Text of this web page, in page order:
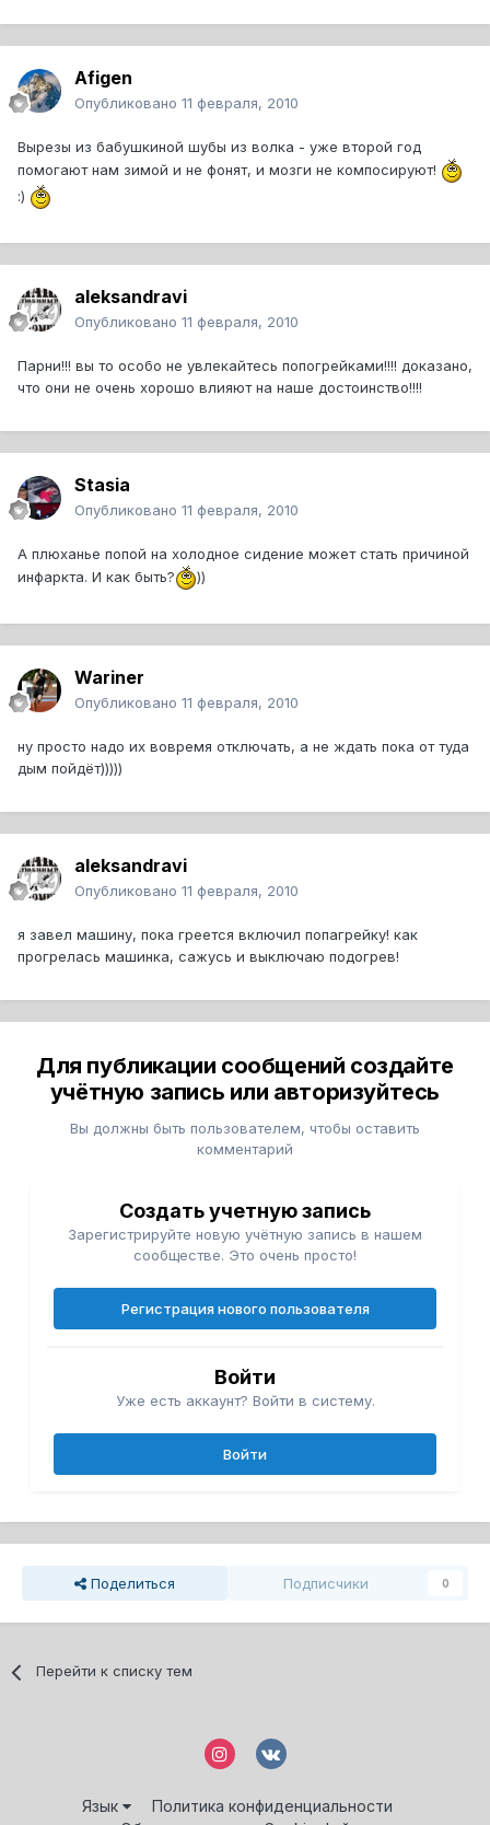
Afigen
Опубликовано 11 февраля, 2010
Вырезы из бабушкиной шубы из волка - уже второй год
помогают нам зимой и не фонят, и мозги не компосируют!
:)
aleksandravi
Опубликовано 11 февраля, 2010
Парни!!! вы то особо не увлекайтесь попогрейками!!!! доказано,
что они не очень хорошо влияют на наше достоинство!!!!
Stasia
Опубликовано 11 февраля, 2010
А плюханье попой на холодное сидение может стать причиной
инфаркта. И как быть?
))
Wariner
Опубликовано 11 февраля, 2010
ну просто надо их вовремя отключать, а не ждать пока от туда
дым пойдёт)))))
aleksandravi
Опубликовано 11 февраля, 2010
я завел машину, пока греется включил попагрейку! как
прогрелась машинка, сажусь и выключаю подогрев!
Для публикации сообщений создайте
учётную запись или авторизуйтесь
Вы должны быть пользователем, чтобы оставить
комментарий
Создать учетную запись
Зарегистрируйте новую учётную запись в нашем
сообществе. Это очень просто!
Регистрация нового пользователя
Войти
Уже есть аккаунт? Войти в систему.
Войти
Поделиться Подписчики 0
Перейти к списку тем
Язык
Политика конфиденциальности